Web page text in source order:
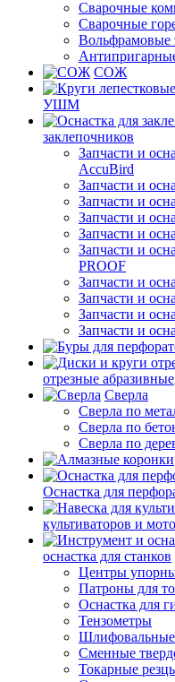
Сварочные
Сварочные
Вольфрамовые
СОЖ
УШМ
заклепочников
Запчасти и
AccuBird
Запчасти и
Запчасти и
Запчасти и
Запчасти и
Запчасти и
PROOF
Запчасти и
Запчасти и
Запчасти и
Запчасти и
отрезные абразивные
Сверла
Сверла по
Сверла по
Сверла по
Оснастка для
культиваторов и
оснастка для станков
Центры
Патроны для
Оснастка для
Тензометры
Шлифовальные
Сменные
Токарные